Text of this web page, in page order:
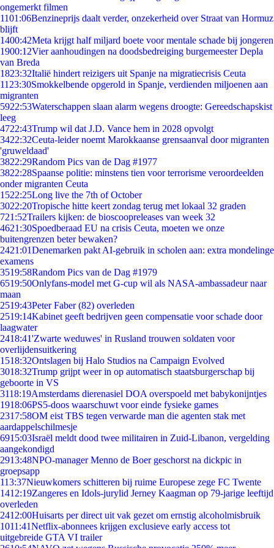
ongemerkt filmen
1101:06Benzineprijs daalt verder, onzekerheid over Straat van Hormuz
blijft
1400:42Meta krijgt half miljard boete voor mentale schade bij jongeren
1900:12Vier aanhoudingen na doodsbedreiging burgemeester Depla
van Breda
1823:32Italië hindert reizigers uit Spanje na migratiecrisis Ceuta
11 23:30Smokkelbende opgerold in Spanje, verdienden miljoenen aan
migranten
5922:53Waterschappen slaan alarm wegens droogte: Gereedschapskist
leeg
4722:43Trump wil dat J.D. Vance hem in 2028 opvolgt
3422:32Ceuta-leider noemt Marokkaanse grensaanval door migranten
'gruweldaad'
3822:29Random Pics van de Dag #1977
3822:28Spaanse politie: minstens tien voor terrorisme veroordeelden
onder migranten Ceuta
1522:25Long live the 7th of October
3022:20Tropische hitte keert zondag terug met lokaal 32 graden
721:52Trailers kijken: de bioscoopreleases van week 32
4621:30Spoedberaad EU na crisis Ceuta, moeten we onze
buitengrenzen beter bewaken?
2421:01Denemarken pakt AI-gebruik in scholen aan: extra mondelinge
examens
3519:58Random Pics van de Dag #1979
6519:50Onlyfans-model met G-cup wil als NASA-ambassadeur naar
maan
2519:43Peter Faber (82) overleden
2519:14Kabinet geeft bedrijven geen compensatie voor schade door
laagwater
2418:41'Zwarte weduwes' in Rusland trouwen soldaten voor
overlijdensuitkering
1518:32Ontslagen bij Halo Studios na Campaign Evolved
3018:32Trump grijpt weer in op automatisch staatsburgerschap bij
geboorte in VS
3118:19Amsterdams dierenasiel DOA overspoeld met babykonijntjes
1918:06PS5-doos waarschuwt voor einde fysieke games
2317:58OM eist TBS tegen verwarde man die agenten stak met
aardappelschilmesje
6915:03Israël meldt dood twee militairen in Zuid-Libanon, vergelding
aangekondigd
2913:48NPO-manager Menno de Boer geschorst na dickpic in
groepsapp
113:37Nieuwkomers schitteren bij ruime Europese zege FC Twente
1412:19Zangeres en Idols-jurylid Jerney Kaagman op 79-jarige leeftijd
overleden
2412:00Huisarts per direct uit vak gezet om ernstig alcoholmisbruik
1011:41Netflix-abonnees krijgen exclusieve early access tot
uitgebreide GTA VI trailer